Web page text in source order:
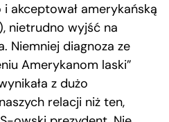
akceptował amerykańską
nietrudno wyjść na
Niemniej diagnoza ze
Amerykanom laski”
z dużo
relacji niż ten,